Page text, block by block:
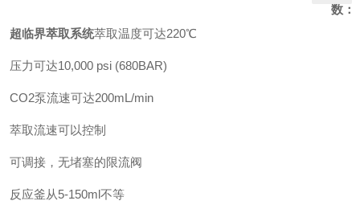
数：
超临界萃取系统萃取温度可达220℃
压力可达10,000 psi (680BAR)
CO2泵流速可达200mL/min
萃取流速可以控制
可调接，无堵塞的限流阀
反应釜从5-150ml不等